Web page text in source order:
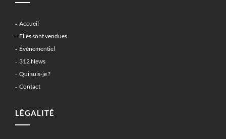
Accueil
Elles sont vendues
Événementiel
312 News
Qui suis-je ?
Contact
LÉGALITÉ